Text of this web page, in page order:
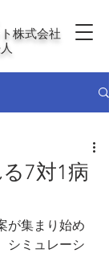
株式会社
7対1病
が集まり始め
シミュレーシ